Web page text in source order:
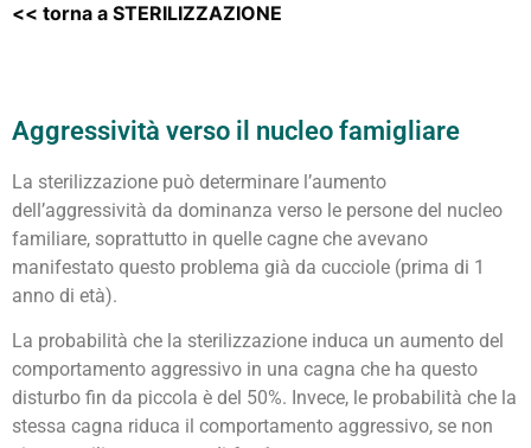
<< torna a STERILIZZAZIONE
Aggressività verso il nucleo famigliare
La sterilizzazione può determinare l’aumento
dell’aggressività da dominanza verso le persone del nucleo
familiare, soprattutto in quelle cagne che avevano
manifestato questo problema già da cucciole (prima di 1
anno di età).
La probabilità che la sterilizzazione induca un aumento del
comportamento aggressivo in una cagna che ha questo
disturbo fin da piccola è del 50%. Invece, le probabilità che la
stessa cagna riduca il comportamento aggressivo, se non